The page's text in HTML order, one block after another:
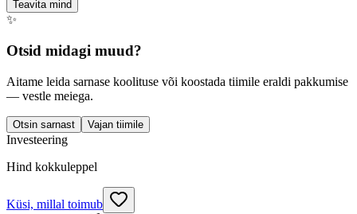
Teavita mind
✨
Otsid midagi muud?
Aitame leida sarnase koolituse või koostada tiimile eraldi pakkumise
— vestle meiega.
Otsin sarnast Vajan tiimile
Investeering
Hind kokkuleppel
Küsi, millal toimub